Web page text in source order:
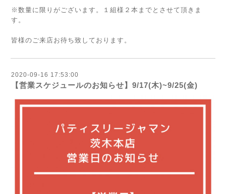
※数量に限りがございます。１組様２本までとさせて頂きま
す。
皆様のご来店お待ち致しております。
2020-09-16 17:53:00
【営業スケジュールのお知らせ】9/17(木)~9/25(金)